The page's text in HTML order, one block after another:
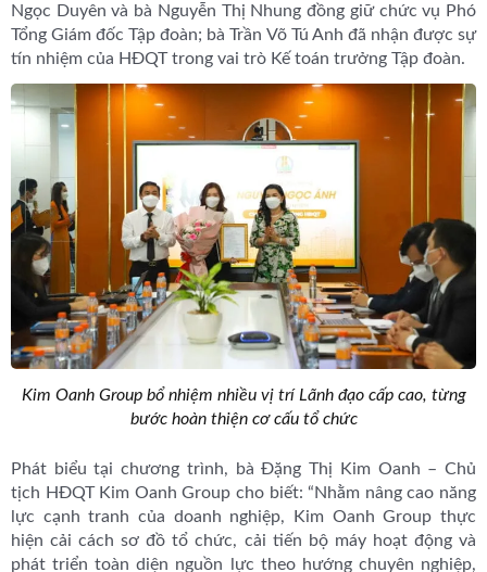
Ngọc Duyên và bà Nguyễn Thị Nhung đồng giữ chức vụ Phó
Tổng Giám đốc Tập đoàn; bà Trần Võ Tú Anh đã nhận được sự
tín nhiệm của HĐQT trong vai trò Kế toán trưởng Tập đoàn.
Kim Oanh Group bổ nhiệm nhiều vị trí Lãnh đạo cấp cao, từng
bước hoàn thiện cơ cấu tổ chức
Phát biểu tại chương trình, bà Đặng Thị Kim Oanh – Chủ
tịch HĐQT Kim Oanh Group cho biết: “Nhằm nâng cao năng
lực cạnh tranh của doanh nghiệp, Kim Oanh Group thực
hiện cải cách sơ đồ tổ chức, cải tiến bộ máy hoạt động và
phát triển toàn diện nguồn lực theo hướng chuyên nghiệp,